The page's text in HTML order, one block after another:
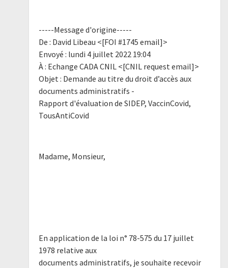
-----Message d'origine-----
De : David Libeau <[FOI #1745 email]>
Envoyé : lundi 4 juillet 2022 19:04
À : Echange CADA CNIL <[CNIL request email]>
Objet : Demande au titre du droit d’accès aux
documents administratifs -
Rapport d'évaluation de SIDEP, VaccinCovid,
TousAntiCovid
Madame, Monsieur,
En application de la loi n° 78-575 du 17 juillet
1978 relative aux
documents administratifs, je souhaite recevoir